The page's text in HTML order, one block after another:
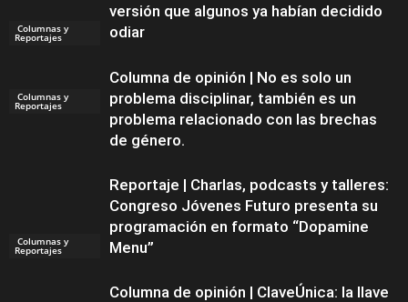
Columnas y
Reportajes
Columnas y
Reportajes
versión que algunos ya habían decidido
odiar
Columnas y
Reportajes
Columna de opinión | No es solo un
problema disciplinar, también es un
problema relacionado con las brechas
de género.
Reportaje | Charlas, podcasts y talleres:
Congreso Jóvenes Futuro presenta su
programación en formato “Dopamine
Menu”
Columna de opinión | ClaveÚnica: la llave